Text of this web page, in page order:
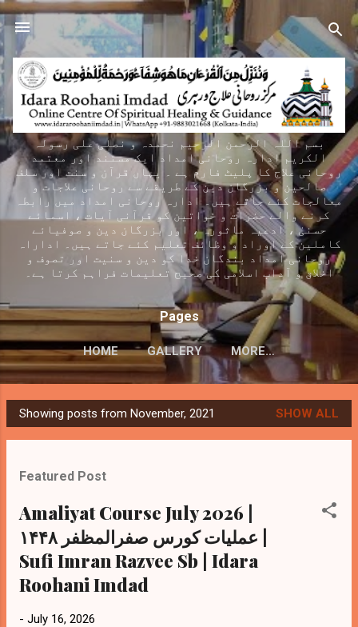
Skip to main content
بسم اللہ الرحمن الرحیم نحمدہ و نصلی علی رسولہ
الکریم ادارہ روحانی امداد ایک مستند اور معتمد
روحانی علاج کا پلیٹ فارم ہے ۔ یہاں قرآن و سنت اور سلف
صالحین و بزرگان دین کے طریقے سے روحانی علاجات و
معالجات کئے جاتے ہیں۔ ادارہ روحانی امداد میں رابطہ
کرنے والے حضرات و خواتین کو قرآنی آیات ، اسمائے
حسنیٰ ، ادعیہ ماثورہ ، اور بزرگان دین و صوفیائے
کاملین کے اوراد و وظائف تعلیم کئے جاتے ہیں۔ اداراہ
روحانی امداد بندگان خدا کو دین و سنیت اور تصوف و
اخلاق و آداب اسلامی کی صحیح تعلیمات فراہم کرتا ہے۔
Pages
HOME GALLERY MORE…
P
o
Showing posts from November, 2021 SHOW ALL
Featured Post
Amaliyat Course July 2026 |
عملیات کورس صفرالمظفر ۱۴۴۸ |
Sufi Imran Razvee Sb | Idara
Roohani Imdad
- July 16, 2026